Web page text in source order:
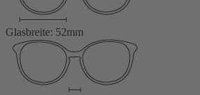
Glasbreite: 52mm